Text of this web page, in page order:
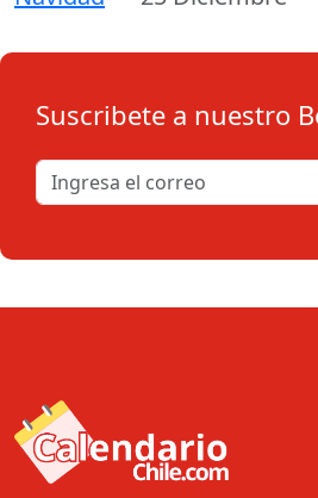
Suscribete a nuestro